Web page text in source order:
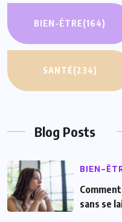
BIEN-ÊTRE(164)
SANTÉ(234)
Blog Posts
BIEN-
sans se